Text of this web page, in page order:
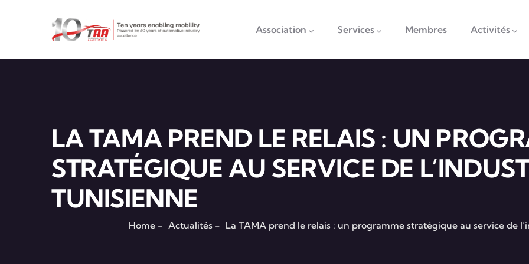
Association Services Membres Activités
LA TAMA PREND LE RELAIS : UN
STRATÉGIQUE AU SERVICE DE
TUNISIENNE
Home - Actualités - La TAMA prend le relais : un programme stratégique au service de